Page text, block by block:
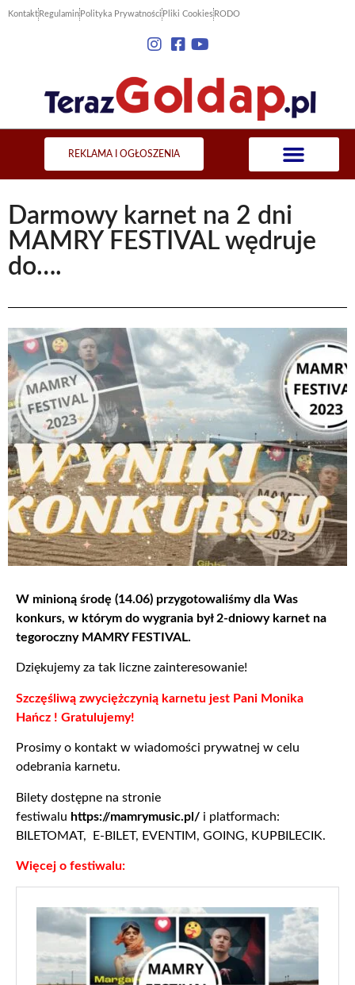
Kontakt Regulamin Polityka Prywatności Pliki Cookies RODO
REKLAMA I OGŁOSZENIA
Darmowy karnet na 2 dni
MAMRY FESTIVAL wędruje
do….
W minioną środę (14.06) przygotowaliśmy dla Was
konkurs, w którym do wygrania był 2-dniowy karnet na
tegoroczny MAMRY FESTIVAL.
Dziękujemy za tak liczne zainteresowanie!
Szczęśliwą zwyciężczynią karnetu jest Pani Monika
Hańcz ! Gratulujemy!
Prosimy o kontakt w wiadomości prywatnej w celu
odebrania karnetu.
Bilety dostępne na stronie
festiwalu https://mamrymusic.pl/ i platformach:
BILETOMAT, E-BILET, EVENTIM, GOING, KUPBILECIK.
Więcej o festiwalu: